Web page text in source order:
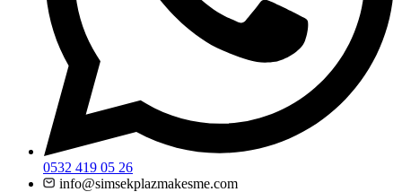
0532 419 05 26
info@simsekplazmakesme.com